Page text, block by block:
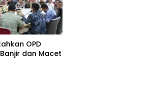
OPD
dan Macet